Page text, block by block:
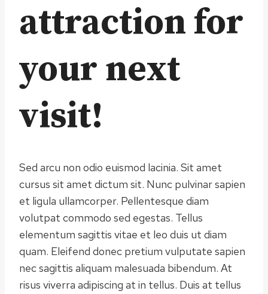
attraction for
your next
visit!
Sed arcu non odio euismod lacinia. Sit amet
cursus sit amet dictum sit. Nunc pulvinar sapien
et ligula ullamcorper. Pellentesque diam
volutpat commodo sed egestas. Tellus
elementum sagittis vitae et leo duis ut diam
quam. Eleifend donec pretium vulputate sapien
nec sagittis aliquam malesuada bibendum. At
risus viverra adipiscing at in tellus. Duis at tellus